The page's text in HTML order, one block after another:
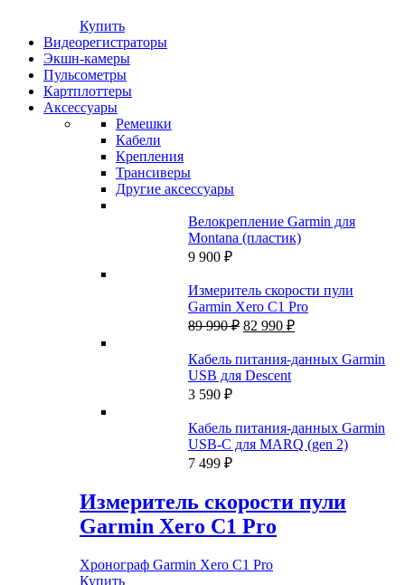
Купить
Видеорегистраторы
Экшн-камеры
Пульсометры
Картплоттеры
Аксессуары
Ремешки
Кабели
Крепления
Трансиверы
Другие аксессуары
Велокрепление Garmin для
Montana (пластик)
9 900 ₽
Измеритель скорости пули
Garmin Xero C1 Pro
89 990₽ Первоначальная
составляла
89
82 990 ₽Текущая
82
Кабель питания-данных Garmin
USB для Descent
3 590 ₽
Кабель питания-данных Garmin
USB-C для MARQ (gen 2)
7 499 ₽
Измеритель скорости пули
Garmin Xero C1 Pro
Хронограф Garmin Xero C1 Pro
Купить